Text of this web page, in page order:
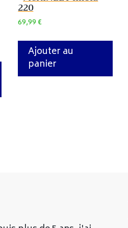
220
69,99€
Ajouter au
panier